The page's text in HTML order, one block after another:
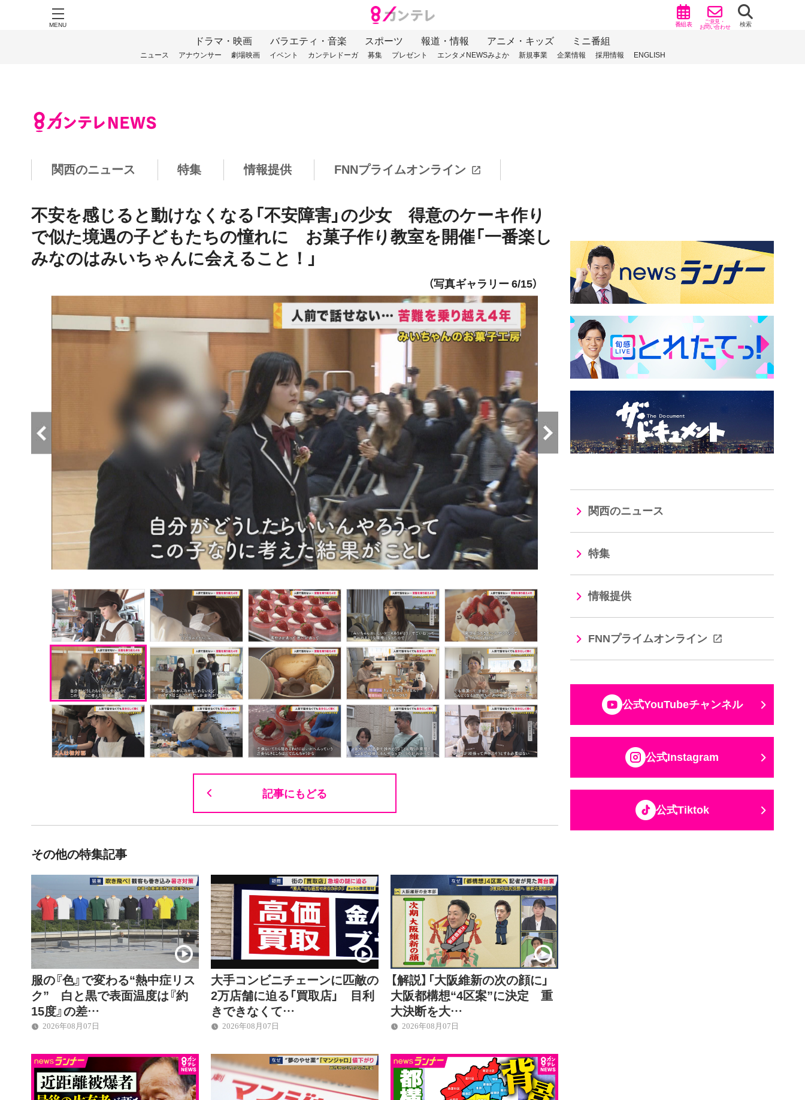
MENU 番組表 ご意見・
お問い合わせ 検索
ドラマ・映画 バラエティ・音楽 スポーツ 報道・情報 アニメ・キッズ ミニ番組
ニュース アナウンサー 劇場映画 イベント カンテレドーガ 募集 プレゼント エンタメNEWSみよか 新規事業 企業情報 採用情報 ENGLISH
関西のニュース 特集 情報提供 FNNプライムオンライン
不安を感じると動けなくなる「不安障害」の少女 得意のケーキ作り
で似た境遇の子どもたちの憧れに お菓子作り教室を開催「一番楽し
みなのはみいちゃんに会えること！」
（写真ギャラリー 6/15）
記事にもどる
その他の特集記事
服の『色』で変わる“熱中症リス
ク” 白と黒で表面温度は『約
15度』の差…
2026年08月07日
大手コンビニチェーンに匹敵の
2万店舗に迫る「買取店」 目利
きできなくて…
2026年08月07日
【解説】「大阪維新の次の顔に」
大阪都構想“4区案”に決定 重
大決断を大…
2026年08月07日
関西のニュース
特集
情報提供
FNNプライムオンライン
公式YouTubeチャンネル
公式Instagram
公式Tiktok